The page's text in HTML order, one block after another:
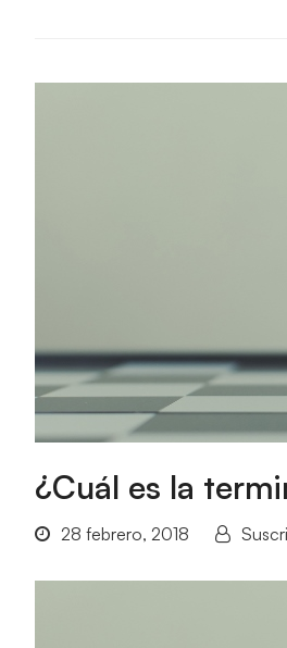
¿Cuál es la
28 febrero, 2018